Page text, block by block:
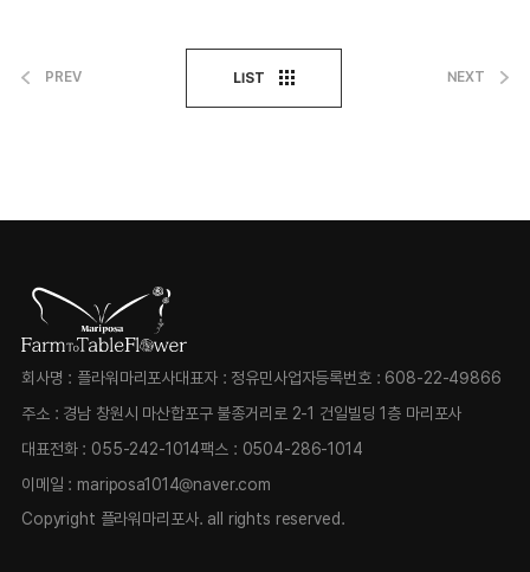
PREV LIST NEXT
회사명 : 플라워마리포사대표자 : 정유민사업자등록번호 : 608-22-49866
주소 : 경남 창원시 마산합포구 불종거리로 2-1 건일빌딩 1층 마리포사
대표전화 : 055-242-1014팩스 : 0504-286-1014
이메일 : mariposa1014@naver.com
Copyright 플라워마리포사. all rights reserved.